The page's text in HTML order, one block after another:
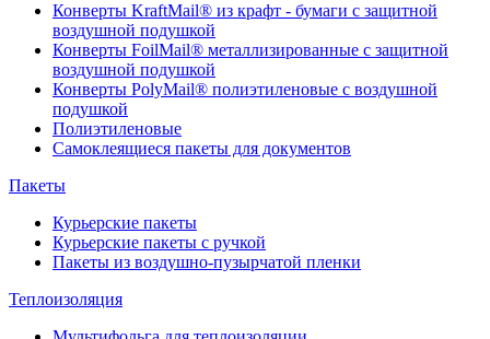
Конверты KraftMail® из крафт - бумаги с защитной
воздушной подушкой
Конверты FoilMail® металлизированные с защитной
воздушной подушкой
Конверты PolyMail® полиэтиленовые с воздушной
подушкой
Полиэтиленовые
Самоклеящиеся пакеты для документов
Пакеты
Курьерские пакеты
Курьерские пакеты с ручкой
Пакеты из воздушно-пузырчатой пленки
Теплоизоляция